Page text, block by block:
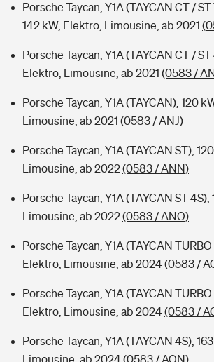
Typklassen: So ist Ihr Auto eingestuft
Sie haben Fragen?
Porsche Taycan, Y1A (TAYCAN CT / ST
142 kW, Elektro, Limousine, ab 2021
Porsche Taycan, Y1A (TAYCAN CT / ST
Elektro, Limousine, ab 2021 (0583 /
Porsche Taycan, Y1A (TAYCAN), 120
Limousine, ab 2021 (0583 / ANJ)
Porsche Taycan, Y1A (TAYCAN ST),
Limousine, ab 2022(0583 / ANN)
Porsche Taycan, Y1A (TAYCAN ST 4S),
Limousine, ab 2022(0583 / ANO)
Porsche Taycan, Y1A (TAYCAN TURBO
Elektro, Limousine, ab 2024(0583 /
Porsche Taycan, Y1A (TAYCAN TURBO
Elektro, Limousine, ab 2024(0583 /
Porsche Taycan, Y1A (TAYCAN 4S),
Limousine, ab 2024(0583 / AON)